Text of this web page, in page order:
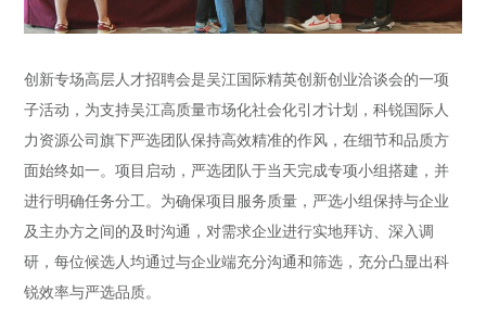
创新专场高层人才招聘会是吴江国际精英创新创业洽谈会的一项
子活动，为支持吴江高质量市场化社会化引才计划，科锐国际人
力资源公司旗下严选团队保持高效精准的作风，在细节和品质方
面始终如一。项目启动，严选团队于当天完成专项小组搭建，并
进行明确任务分工。为确保项目服务质量，严选小组保持与企业
及主办方之间的及时沟通，对需求企业进行实地拜访、深入调
研，每位候选人均通过与企业端充分沟通和筛选，充分凸显出科
锐效率与严选品质。